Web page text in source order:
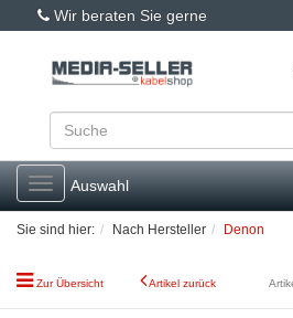
Wir beraten Sie gerne
Toggle
navigation
Auswahl
Sie sind hier: Nach Hersteller Denon
Zur Übersicht Artikel zurück